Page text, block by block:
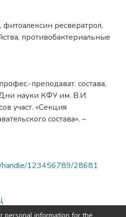
, фитоалексин ресвератрол,
, противобактериальные
преподават. состава,
науки КФУ им. В.И.
участ. «Секция
состава». –
handle/123456789/28681